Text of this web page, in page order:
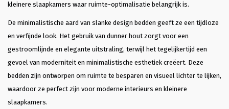
met je mooie bedrijf!
kleinere slaapkamers waar ruimte-optimalisatie belangrijk is.
De minimalistische aard van slanke design bedden geeft ze een tijdloze
en verfijnde look. Het gebruik van dunner hout zorgt voor een
gestroomlijnde en elegante uitstraling, terwijl het tegelijkertijd een
gevoel van moderniteit en minimalistische esthetiek creëert. Deze
bedden zijn ontworpen om ruimte te besparen en visueel lichter te lijken,
waardoor ze perfect zijn voor moderne interieurs en kleinere
slaapkamers.